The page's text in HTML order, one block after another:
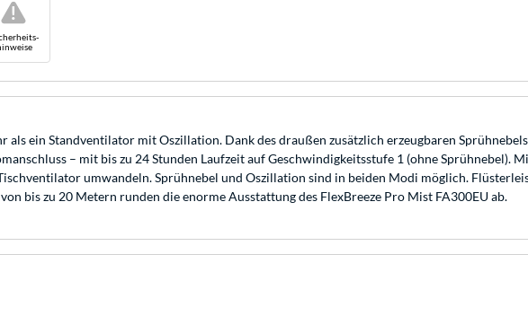
!
als ein Standventilator mit Oszillation. Dank des draußen zusätzlich erzeugbaren
– mit bis zu 24 Stunden Laufzeit auf Geschwindigkeitsstufe 1 (ohne Sprühnebel).
umwandeln. Sprühnebel und Oszillation sind in beiden Modi möglich.
bis zu 20 Metern runden die enorme Ausstattung des FlexBreeze Pro Mist FA300EU ab.